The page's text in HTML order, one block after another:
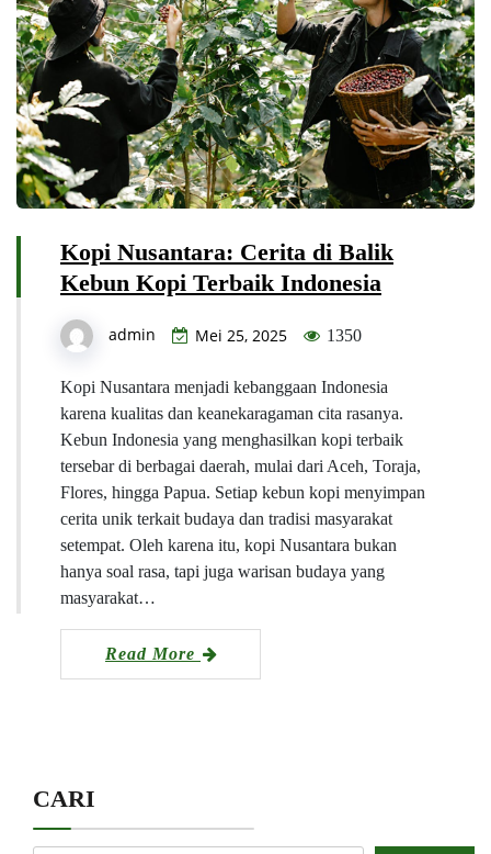
Kopi Nusantara: Cerita di Balik
Kebun Kopi Terbaik Indonesia
admin Mei 25, 2025 1350
Kopi Nusantara menjadi kebanggaan Indonesia
karena kualitas dan keanekaragaman cita rasanya.
Kebun Indonesia yang menghasilkan kopi terbaik
tersebar di berbagai daerah, mulai dari Aceh, Toraja,
Flores, hingga Papua. Setiap kebun kopi menyimpan
cerita unik terkait budaya dan tradisi masyarakat
setempat. Oleh karena itu, kopi Nusantara bukan
hanya soal rasa, tapi juga warisan budaya yang
masyarakat…
Read More
CARI